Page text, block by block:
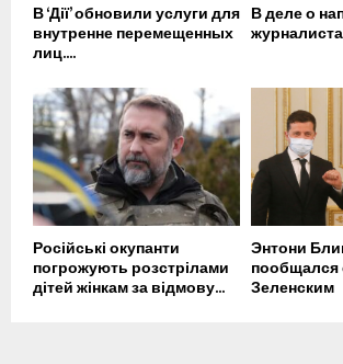
В ‘Дії’ обновили услуги для
внутренне перемещенных
лиц....
В деле о
Російські окупанти
погрожують розстрілами
дітей жінкам за відмову...
Энтони
Зеленским